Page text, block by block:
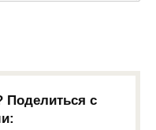
Поделиться с